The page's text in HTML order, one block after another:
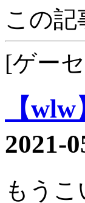
この記
[ゲー
【
2021-
もう